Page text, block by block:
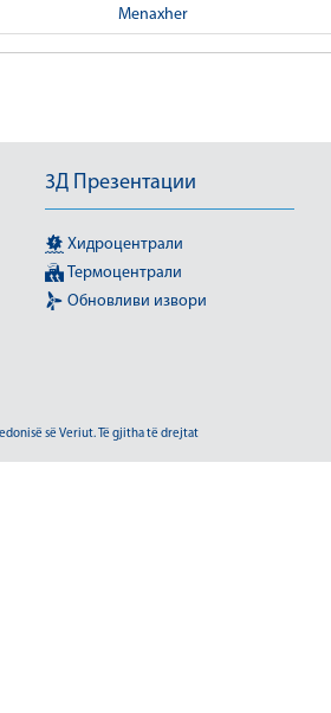
Menaxher
3Д Презентации
Хидроцентрали
Термоцентрали
Обновливи извори
së Veriut. Të gjitha të drejtat